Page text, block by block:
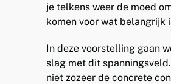
je telkens weer de moed
komen voor wat belangrijk
In deze voorstelling gaan
slag met dit
niet zozeer de concrete